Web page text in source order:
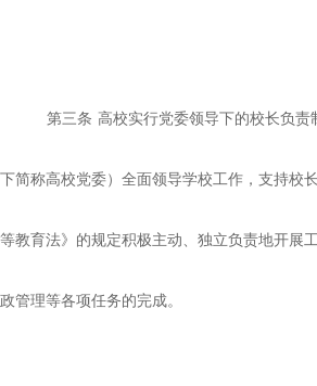
第三条 高校实行党委领导下的校长负责
下简称高校党委）全面领导学校工作，支持校
等教育法》的规定积极主动、独立负责地开展
政管理等各项任务的完成。